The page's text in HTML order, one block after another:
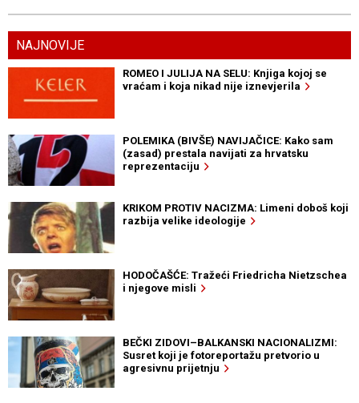
NAJNOVIJE
ROMEO I JULIJA NA SELU: Knjiga kojoj se
vraćam i koja nikad nije iznevjerila
POLEMIKA (BIVŠE) NAVIJAČICE: Kako sam
(zasad) prestala navijati za hrvatsku
reprezentaciju
KRIKOM PROTIV NACIZMA: Limeni doboš koji
razbija velike ideologije
HODOČAŠĆE: Tražeći Friedricha Nietzschea
i njegove misli
BEČKI ZIDOVI–BALKANSKI NACIONALIZMI:
Susret koji je fotoreportažu pretvorio u
agresivnu prijetnju